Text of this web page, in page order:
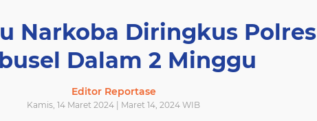
Narkoba Diringkus Polres
Dalam 2 Minggu
Editor Reportase
Kamis, 14 Maret 2024 | Maret 14, 2024 WIB